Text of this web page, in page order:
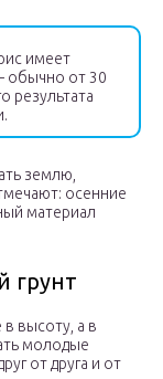
имеет
обычно от 30
результата
землю,
осенние
материал
грунт
высоту, а в
молодые
от друга и от